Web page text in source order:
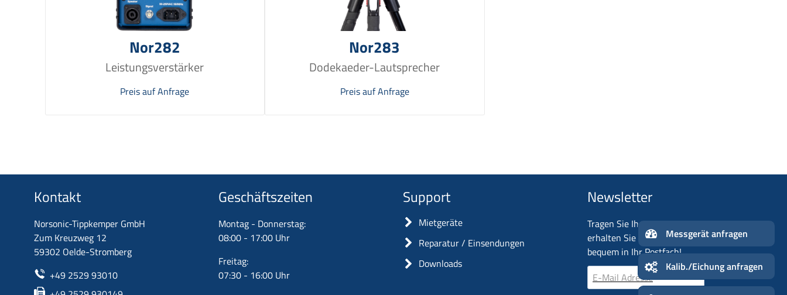
Nor282
Leistungsverstärker
Preis auf Anfrage
Nor283
Dodekaeder-Lautsprecher
Preis auf Anfrage
Kontakt
Norsonic-Tippkemper GmbH
Zum Kreuzweg 12
59302 Oelde-Stromberg
+49 2529 93010
Geschäftszeiten
Montag - Donnerstag:
08:00 - 17:00 Uhr
Freitag:
07:30 - 16:00 Uhr
Support
Mietgeräte
Reparatur / Einsendungen
Downloads
Newsletter
Tragen Sie Ihre E-Mail-Adresse ein und
erhalten Sie aktuelle Neuigkeiten ganz
bequem in Ihr Postfach!
Kalib./